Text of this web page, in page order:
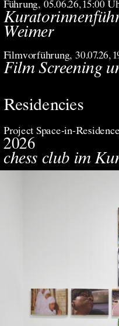
Führung 05.06.26,15:00
Weimer
Filmvorführung 30.07.26,
Film Screening
Residencies
Project Space-in-Residence
2026
chess club im